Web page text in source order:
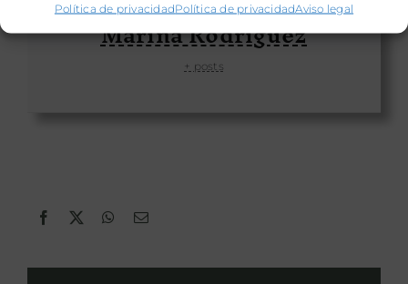
Política de privacidadPolítica de privacidadAviso legal
Marina Rodriguez
+ posts